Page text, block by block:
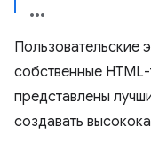
Пользовательские
собственные
представлены
создавать